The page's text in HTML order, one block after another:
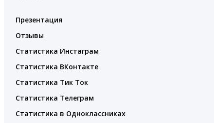
Презентация
Отзывы
Статистика Инстаграм
Статистика ВКонтакте
Статистика Тик Ток
Статистика Телеграм
Статистика в Одноклассниках